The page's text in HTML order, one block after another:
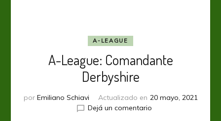
A-LEAGUE
A-League: Comandante
Derbyshire
por Emiliano Schiavi Actualizado en 20 mayo, 2021
Dejá un comentarioen